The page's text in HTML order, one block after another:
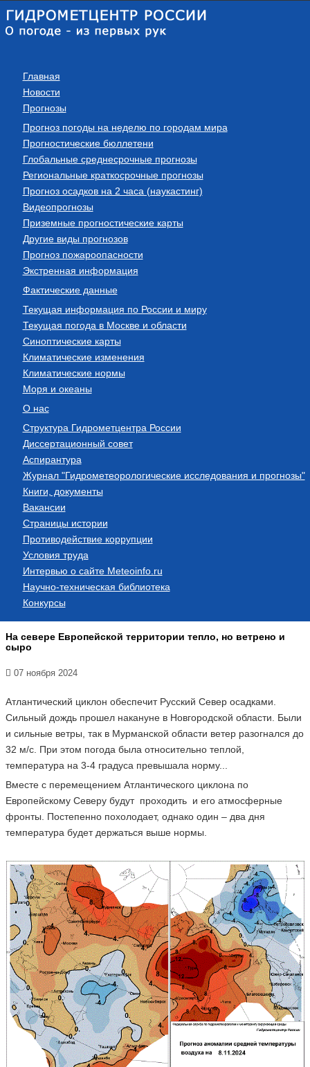
Главная
Новости
Прогнозы
Прогноз погоды на неделю по городам мира
Прогностические бюллетени
Глобальные среднесрочные прогнозы
Региональные краткосрочные прогнозы
Прогноз осадков на 2 часа (наукастинг)
Видеопрогнозы
Приземные прогностические карты
Другие виды прогнозов
Прогноз пожароопасности
Экстренная информация
Фактические данные
Текущая информация по России и миру
Текущая погода в Москве и области
Синоптические карты
Климатические изменения
Климатические нормы
Моря и океаны
О нас
Структура Гидрометцентра России
Диссертационный совет
Аспирантура
Журнал "Гидрометеорологические исследования и прогнозы"
Книги, документы
Вакансии
Страницы истории
Противодействие коррупции
Условия труда
Интервью о сайте Meteoinfo.ru
Научно-техническая библиотека
Конкурсы
На севере Европейской территории тепло, но ветрено и
сыро
07 ноября 2024
Атлантический циклон обеспечит Русский Север осадками.
Сильный дождь прошел накануне в Новгородской области. Были
и сильные ветры, так в Мурманской области ветер разогнался до
32 м/с. При этом погода была относительно теплой,
температура на 3-4 градуса превышала норму...
Вместе с перемещением Атлантического циклона по
Европейскому Северу будут проходить и его атмосферные
фронты. Постепенно похолодает, однако один – два дня
температура будет держаться выше нормы.